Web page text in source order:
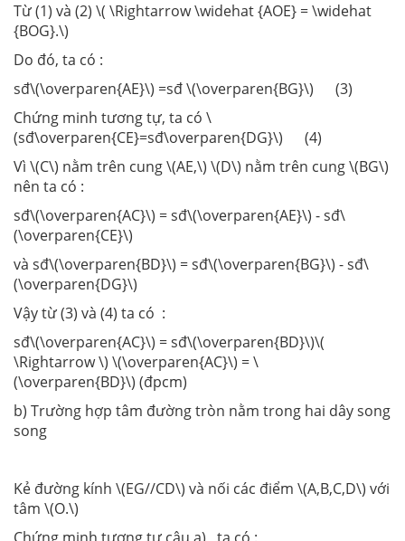
Từ (1) và (2) \( \Rightarrow \widehat {AOE} = \widehat
{BOG}.\)
Do đó, ta có :
sđ\(\overparen{AE}\) =sđ \(\overparen{BG}\) (3)
Chứng minh tương tự, ta có \
(sđ\overparen{CE}=sđ\overparen{DG}\) (4)
Vì \(C\) nằm trên cung \(AE,\) \(D\) nằm trên cung \(BG\)
nên ta có :
sđ\(\overparen{AC}\) = sđ\(\overparen{AE}\) - sđ\
(\overparen{CE}\)
và sđ\(\overparen{BD}\) = sđ\(\overparen{BG}\) - sđ\
(\overparen{DG}\)
Vậy từ (3) và (4) ta có :
sđ\(\overparen{AC}\) = sđ\(\overparen{BD}\)\(
\Rightarrow \) \(\overparen{AC}\) = \
(\overparen{BD}\) (đpcm)
b) Trường hợp tâm đường tròn nằm trong hai dây song
song
Kẻ đường kính \(EG//CD\) và nối các điểm \(A,B,C,D\) với
tâm \(O.\)